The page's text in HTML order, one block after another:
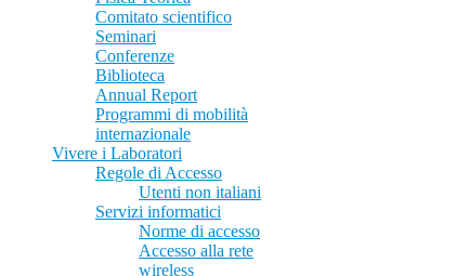
Comitato scientifico
Seminari
Conferenze
Biblioteca
Annual Report
Programmi di mobilità
internazionale
Vivere i Laboratori
Regole di Accesso
Utenti non italiani
Servizi informatici
Norme di accesso
Accesso alla rete
wireless